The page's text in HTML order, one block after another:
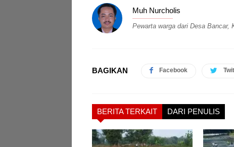
Muh Nurcholis
Pewarta warga dari Desa
BAGIKAN Facebook
BERITA TERKAIT DARI PENULIS